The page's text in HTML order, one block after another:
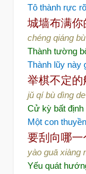
Tô thành rực
城墙布满你
chéng qiáng
Thành tường
Thành lũy này
举棋不定的
jǔ qí bù dìng
Cử kỳ bất định
Một con
要刮向哪一
yào guā xiàng
Yếu quát